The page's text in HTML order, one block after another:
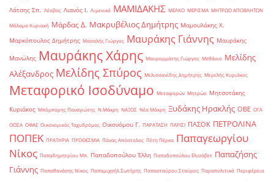
Λάτσης Σπ. Λέσβος Λιανός Ι. Λιμενικό ΜΑΜΙΔΑΚΗΣ ΜΕΛΚΟ ΜΕΡΙΣΜΑ ΜΗΤΡΩΟ ΑΠΟΒΛΗΤΩΝ
Μάλαμα Κυριακή Μάρδας Δ. Μακρυβέλιος Δημήτρης Μαμουλάκης Χ.
Μαρκόπουλος Δημήτρης Μασαλής Γιώργος Μαυράκης Γιάννης Μαυράκης
Μανώλης Μαυράκης Χάρης Μαυρομμάτης Γιώργος Μεθάνιο Μελίδης
Αλέξανδρος Μελίδης Σπύρος Μελισσανίδης Δημήτρης Μερελής Κυριάκος
Μεταφορικό Ισοδύναμο Μεταφορών Μητρώο Μητσοτάκης
Κυριάκος Μπόμπορης Παναγιώτης Ν.Μάκρη ΝΑΞΟΣ Νέα Μάκρη Ξυδάκης Ηρακλής ΟΒΕ ΟΓΑ
ΟΟΣΑ ΟΦΑΕ Οικονομικός Ταχυδρόμος Οικονόμου Γ. ΠΑΡΑΤΑΣΗ ΠΑΡΙΣΙ ΠΑΣΟΚ ΠΕΤΡΟΛΙΝΑ
ΠΟΠΕΚ ΠΡΑΤΗΡΙΑ ΠΡΟΘΕΣΜΙΑ Πάνας Απόστολος Πέτη Πέρκα Παπαγεωργίου
Νίκος Παπαδημητρίου Μπ. Παπαδοπούλου Έλλη Παπαδοπούλου Ελισάβετ Παπαζήσης
Γιάννης Παπαθανάσης Νίκος Παπαμιχαήλ Σωτήρης Παπασταύρου Σταύρος Παραπολιτικά Περιφέρεια